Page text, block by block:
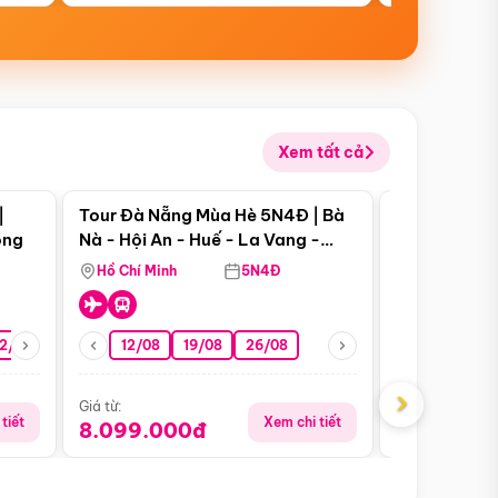
Xem tất cả
08 26/08 05/09 09/09 12/09
tiết
Điểm nổi bật
Tour Đà Nẵng Mùa Hè 5N4Đ | Bà
Nà - Hội An - Huế - La Vang -
Động Thiên Đường
Hồ Chí Minh 5N4Đ
12/08 19/08 26/08
Giá từ:
8.099.000đ Xem chi tiết
Giá từ:
›